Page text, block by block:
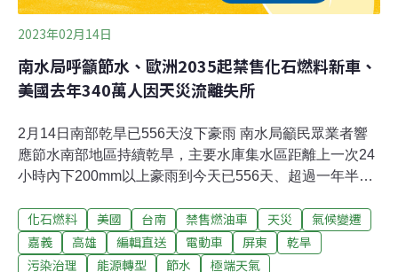
2023年02月14日
南水局呼籲節水、歐洲2035起禁售化石燃料新車、
美國去年340萬人因天災流離失所
2月14日南部乾旱已556天沒下豪雨 南水局籲民眾業者響
應節水南部地區持續乾旱，主要水庫集水區距離上一次24
小時內下200mm以上豪雨到今天已556天、超過一年半，
利署南區水資源局呼籲民眾、業者節約用水。（聯合報報
導）全球電動車需求大增 經濟部補助業者搶攻充電市場全
球的電動車需求大增，根據國外研究預估全球的充電樁市
化石燃料 美國 台南 禁售燃油車 天災
氣候變遷
嘉義
高雄 編輯直送 電動車 屏東
乾旱
污染治理
能源轉型 節水 極端天氣